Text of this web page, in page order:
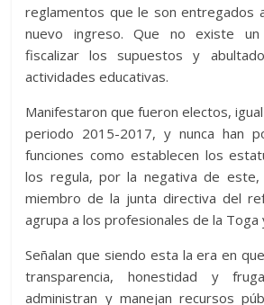
reglamentos que le son entregados
nuevo ingreso. Que no existe un
fiscalizar los supuestos y
actividades educativas.
Manifestaron que fueron electos,
periodo 2015-2017, y nunca han
funciones como establecen los
los regula, por la negativa de este,
miembro de la junta directiva del
agrupa a los profesionales de la Toga
Señalan que siendo esta la era en
transparencia, honestidad y
administran y manejan recursos